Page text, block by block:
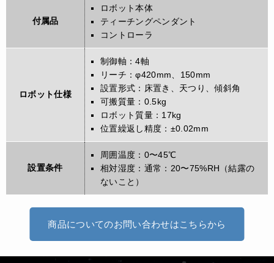
付属品
ロボット本体
ティーチングペンダント
コントローラ
ロボット仕様
制御軸：4軸
リーチ：φ420mm、150mm
設置形式：床置き、天つり、傾斜角
可搬質量：0.5kg
ロボット質量：17kg
位置繰返し精度：±0.02mm
設置条件
周囲温度：0〜45℃
相対湿度：通常：20〜75%RH（結露の
ないこと）
商品についてのお問い合わせはこちらから